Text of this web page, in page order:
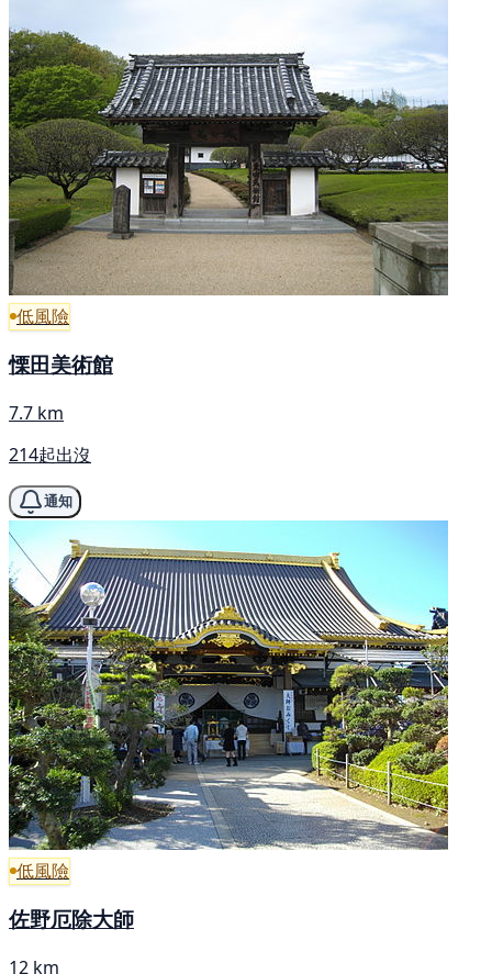
低風險
慄田美術館
7.7 km
214起出沒
通知
低風險
佐野厄除大師
12 km